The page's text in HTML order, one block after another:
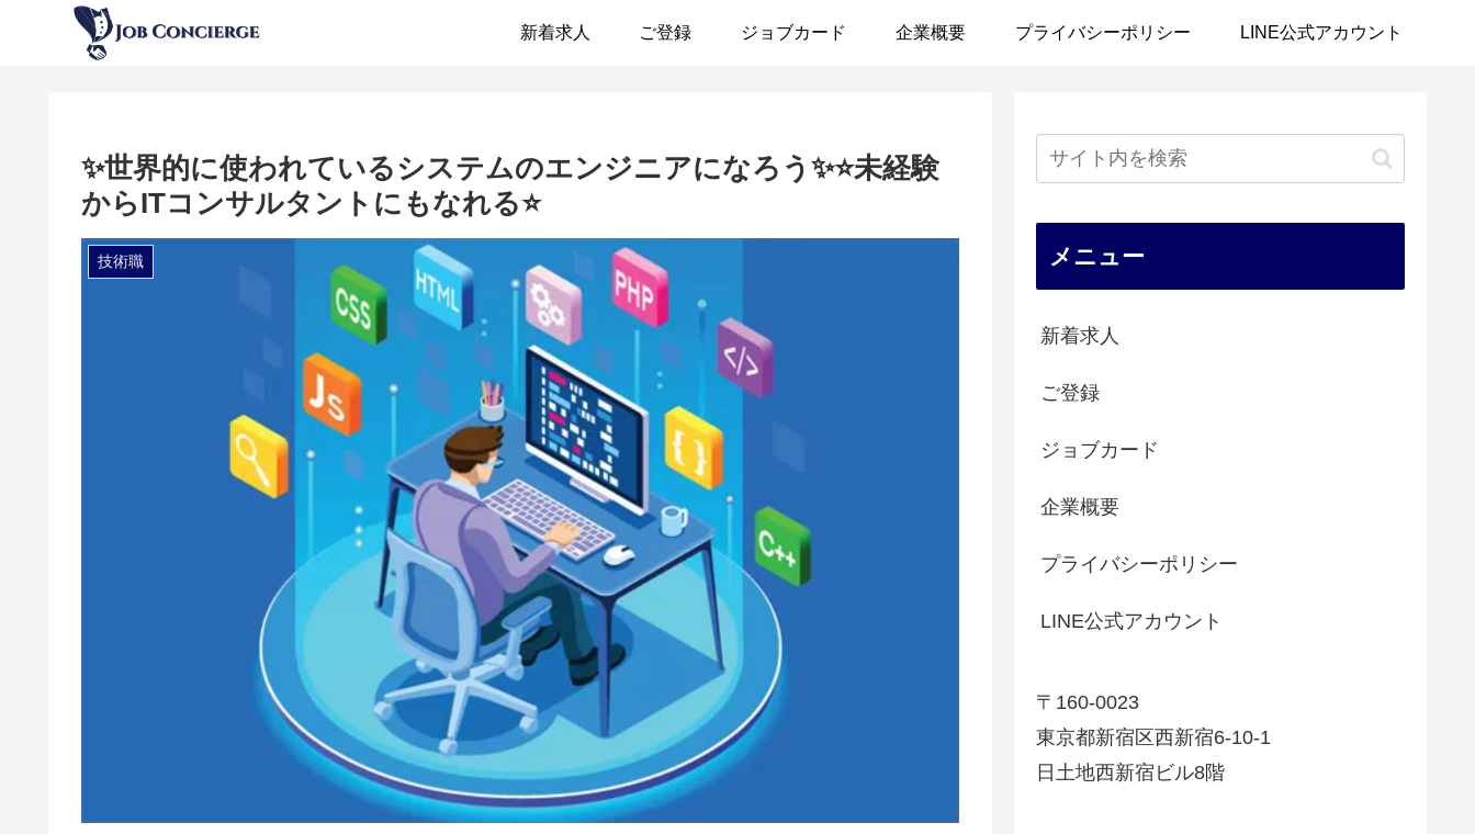
新着求人 ご登録 ジョブカード 企業概要 プライバシーポリシー LINE公式アカウント
✨世界的に使われているシステムのエンジニアになろう✨⭐未経験
からITコンサルタントにもなれる⭐
技術職 メニュー
新着求人
ご登録
ジョブカード
企業概要
プライバシーポリシー
LINE公式アカウント
〒160-0023
東京都新宿区西新宿6-10-1
日土地西新宿ビル8階